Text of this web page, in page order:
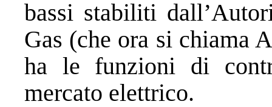
bassi stabiliti
Gas (che ora si chiama
ha le funzioni di
mercato elettrico.